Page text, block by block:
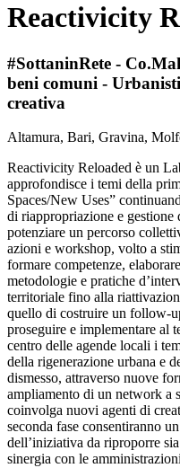
Reactivicity
#SottaninRete -
beni comuni -
creativa
Altamura, Bari, Gravina,
Reactivicity Reloaded è un
approfondisce i temi della
Spaces/New Uses”
di riappropriazione e
potenziare un percorso
azioni e workshop, volto a
formare competenze,
metodologie e pratiche
territoriale fino alla
quello di costruire un follow-
proseguire e implementare al
centro delle agende locali i
della rigenerazione urbana e
dismesso, attraverso nuove
ampliamento di un network a
coinvolga nuovi agenti di
seconda fase consentiranno
dell’iniziativa da riproporre
sinergia con le